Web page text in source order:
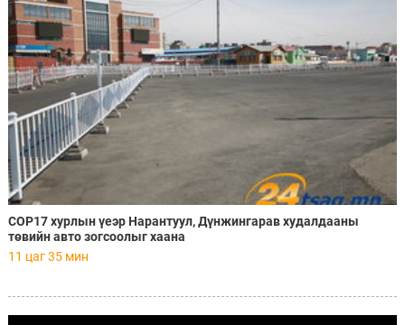
COP17 хурлын үеэр Нарантуул, Дүнжингарав худалдааны
төвийн авто зогсоолыг хаана
11 цаг 35 мин